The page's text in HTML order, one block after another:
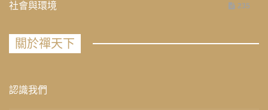
社會與環境 235
關於禪天下
認識我們